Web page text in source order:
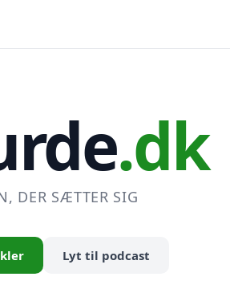
.dk
DER SÆTTER SIG
Lyt til podcast